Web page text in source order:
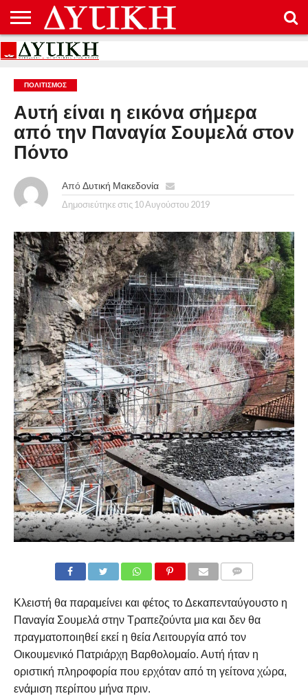
ΑΡΧΙΚΉ
ΕΠΙΚΟΙΝΩΝΊΑ
ΌΡΟΙ
ΠΡΟΣΤΑΣΊΑ
ΔΕΔΟΜΈΝΩΝ
ΠΟΛΙΤΙΣΜΌΣ
Αυτή είναι η εικόνα σήμερα
από την Παναγία Σουμελά στον
Πόντο
Από Δυτική Μακεδονία
Δημοσιεύτηκε στις 10 Αυγούστου 2019
Κλειστή θα παραμείνει και φέτος το Δεκαπενταύγουστο η
Παναγία Σουμελά στην Τραπεζούντα μια και δεν θα
πραγματοποιηθεί εκεί η θεία Λειτουργία από τον
Οικουμενικό Πατριάρχη Βαρθολομαίο. Αυτή ήταν η
οριστική πληροφορία που ερχόταν από τη γείτονα χώρα,
ενάμιση περίπου μήνα πριν.